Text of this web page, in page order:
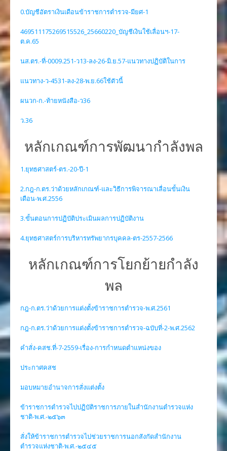
0.บัญชีอัตราเงินเดือนข้าราชการตำรวจ-มียศ-1
469511175269515526_25660220_บัญชีเงินใช้เลื่อนฯ-17-
ต.ค.65
นส.ตร.-ที่-0009.251-ว13-ลง-26-มิ.ย.57-แนวทางปฏิบัติในการ
แนวทาง-ว-4531-ลง-28-พ.ย.66ใช้ตัวนี้
ผนวก-ก.-ท้ายหนังสือ-ว36
ว.36
หลักเกณฑ์การพัฒนากำลังพล
1.ยุทธศาสตร์-ตร.-20-ปี-1
2.กฎ-ก.ตร.ว่าด้วยหลักเกณฑ์-และวิธีการพิจารณาเลื่อนขั้นเงิน
เดือน-พ.ศ.2556
3.ขั้นตอนการปฏิบัติประเมินผลการปฏิบัติงาน
4.ยุทธศาสตร์การบริหารทรัพยากรบุคคล-ตร-2557-2566
หลักเกณฑ์การโยกย้ายกำลัง
พล
กฎ-ก.ตร.ว่าด้วยการแต่งตั้งข้าราชการตำรวจ-พ.ศ.2561
กฎ-ก.ตร.ว่าด้วยการแต่งตั้งข้าราชการตำรวจ-ฉบับที่-2-พ.ศ.2562
คำสั่ง-คสช.ที่-7-2559-เรื่อง-การกำหนดตำแหน่งของ
ประกาศคสช
มอบหมายอำนาจการสั่งแต่งตั้ง
ข้าราชการตำรวจไปปฏิบัติราชการภายในสำนักงานตำรวจแห่ง
ชาติ-พ.ศ.-๒๕๖๓
สั่งให้ข้าราชการตำรวจไปช่วยราชการนอกสังกัดสำนักงาน
ตำรวจแห่งชาติ-พ.ศ.-๒๕๔๕